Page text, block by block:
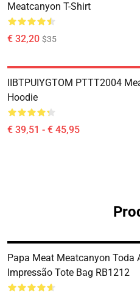
Meatcanyon T-Shirt
€ 32,20 $35
IIBTPUIYGTOM PTTT2004
Hoodie
€ 39,51 - € 45,95
Papa Meat Meatcanyon Toda
Impressão Tote Bag RB1212